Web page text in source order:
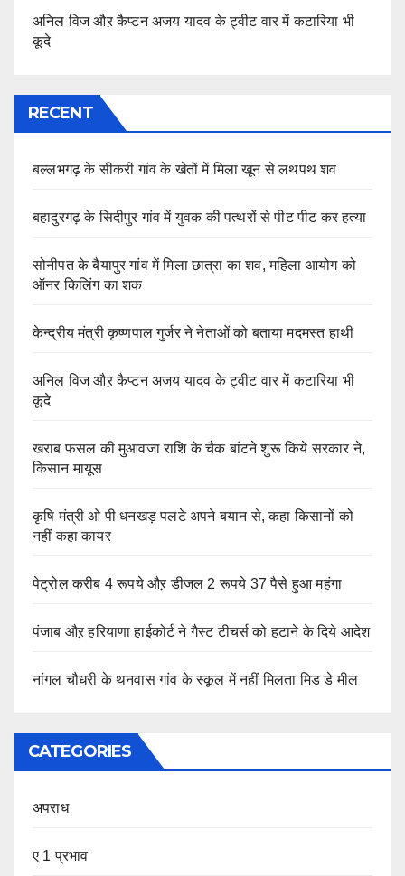
अनिल विज औऱ कैप्टन अजय यादव के ट्वीट वार में कटारिया भी
कूदे
RECENT
बल्लभगढ़ के सीकरी गांव के खेतों में मिला खून से लथपथ शव
बहादुरगढ़ के सिदीपुर गांव में युवक की पत्थरों से पीट पीट कर हत्या
सोनीपत के बैयापुर गांव में मिला छात्रा का शव, महिला आयोग को
ऑनर किलिंग का शक
केन्द्रीय मंत्री कृष्णपाल गुर्जर ने नेताओं को बताया मदमस्त हाथी
अनिल विज औऱ कैप्टन अजय यादव के ट्वीट वार में कटारिया भी
कूदे
खराब फसल की मुआवजा राशि के चैक बांटने शुरू किये सरकार ने,
किसान मायूस
कृषि मंत्री ओ पी धनखड़ पलटे अपने बयान से, कहा किसानों को
नहीं कहा कायर
पेट्रोल करीब 4 रूपये औऱ डीजल 2 रूपये 37 पैसे हुआ महंगा
पंजाब औऱ हरियाणा हाईकोर्ट ने गैस्ट टीचर्स को हटाने के दिये आदेश
नांगल चौधरी के थनवास गांव के स्कूल में नहीं मिलता मिड डे मील
CATEGORIES
अपराध
ए 1 प्रभाव